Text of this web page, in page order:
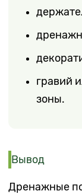
гравий
зоны.
Вывод
Дренажные